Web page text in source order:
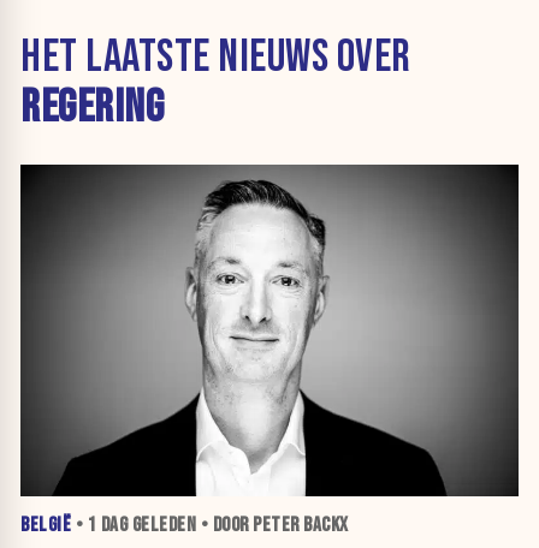
HET LAATSTE NIEUWS OVER
REGERING
BELGIË • 1 DAGGELEDEN • DOOR PETER BACKX